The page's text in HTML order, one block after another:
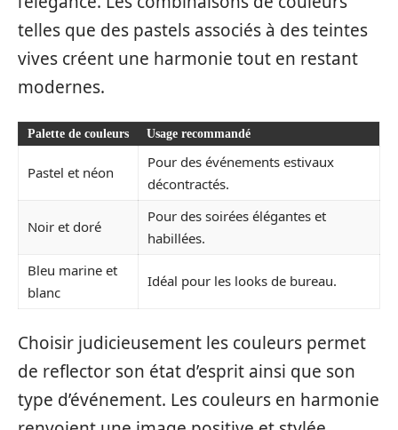
telles que des pastels associés à des teintes
vives créent une harmonie tout en restant
modernes.
Palette de couleurs Usage recommandé
Pastel et néon
Pour des événements estivaux
décontractés.
Noir et doré
Pour des soirées élégantes et
habillées.
Bleu marine et
blanc
Idéal pour les looks de bureau.
Choisir judicieusement les couleurs permet
de reflector son état d’esprit ainsi que son
type d’événement. Les couleurs en harmonie